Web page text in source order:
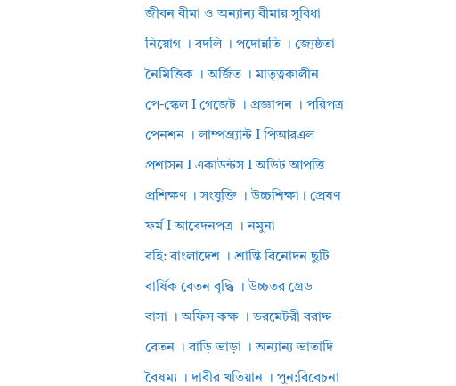
জীবন বীমা ও অন্যান্য বীমার সুবিধা
নিয়োগ । বদলি । পদোন্নতি । জ্যেষ্ঠতা
নৈমিত্তিক । অর্জিত । মাতৃত্বকালীন
পে-স্কেল I গেজেট । প্রজ্ঞাপন । পরিপত্র
পেনশন । লাম্পগ্র্যান্ট I পিআরএল
প্রশাসন I একাউন্টস I অডিট আপত্তি
প্রশিক্ষণ । সংযুক্তি । উচ্চশিক্ষা। প্রেষণ
ফর্ম I আবেদনপত্র । নমুনা
বহি: বাংলাদেশ । শ্রান্তি বিনোদন ছুটি
বার্ষিক বেতন বৃদ্ধি । উচ্চতর গ্রেড
বাসা । অফিস কক্ষ । ডরমেটরী বরাদ্দ
বেতন । বাড়ি ভাড়া । অন্যান্য ভাতাদি
বৈষম্য । দাবীর খতিয়ান । পুন:বিবেচনা